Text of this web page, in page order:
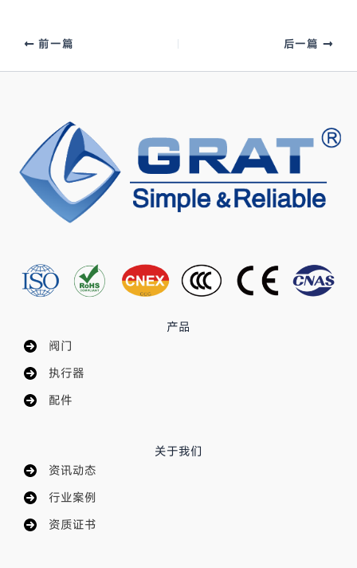
前一篇 后一篇
产品
阀门
执行器
配件
关于我们
资讯动态
行业案例
资质证书